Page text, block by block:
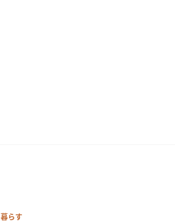
暮らす